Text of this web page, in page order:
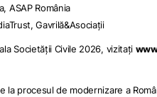
ASAP România
Gavrilă&Asociații
Societăţii Civile 2026, vizitaţi
procesul de modernizare a